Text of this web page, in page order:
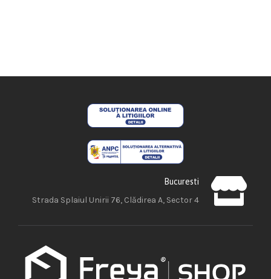
Bucuresti
Strada Splaiul Unirii 76, Clădirea A, Sector 4